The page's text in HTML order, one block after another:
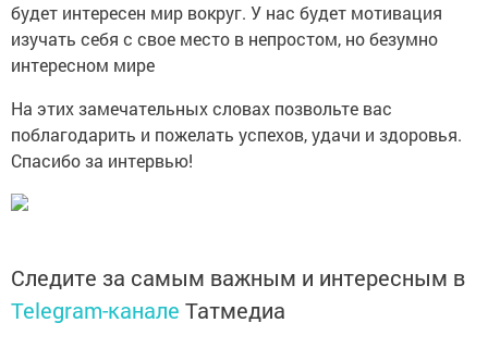
будет интересен мир вокруг. У нас будет мотивация
изучать себя с свое место в непростом, но безумно
интересном мире
На этих замечательных словах позвольте вас
поблагодарить и пожелать успехов, удачи и здоровья.
Спасибо за интервью!
Следите за самым важным и интересным в
Telegram-канале Татмедиа